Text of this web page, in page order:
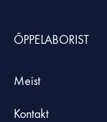
ÕPPELABORIST
Meist
Kontakt